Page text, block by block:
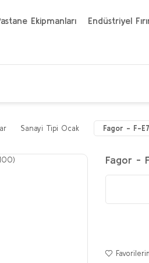
Ekipmanları Endüstriyel
Sanayi Tipi Ocak Fagor - F-
Fagor -